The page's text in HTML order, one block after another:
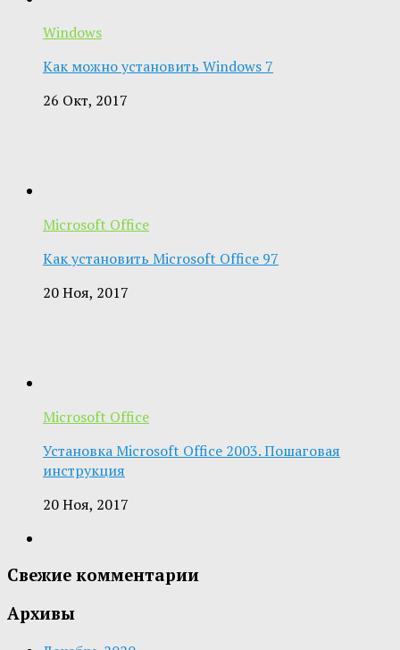
Windows
Как можно установить Windows 7
26 Окт, 2017
Microsoft Office
Как установить Microsoft Office 97
20 Ноя, 2017
Microsoft Office
Установка Microsoft Office 2003. Пошаговая
инструкция
20 Ноя, 2017
Свежие комментарии
Архивы